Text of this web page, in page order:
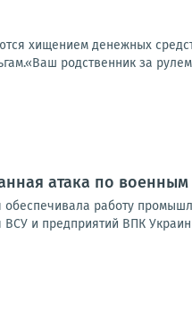
хищением денежных
родственник за
атака по
работу
и предприятий ВПК